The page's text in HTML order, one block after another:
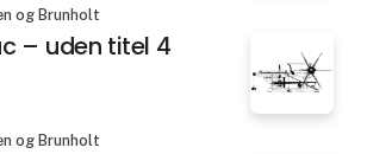
og Brunholt
– uden titel 4
og Brunholt